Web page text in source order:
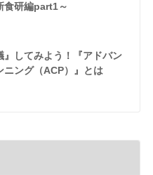
食研編part1～
』してみよう！『アドバン
ニング（ACP）』とは